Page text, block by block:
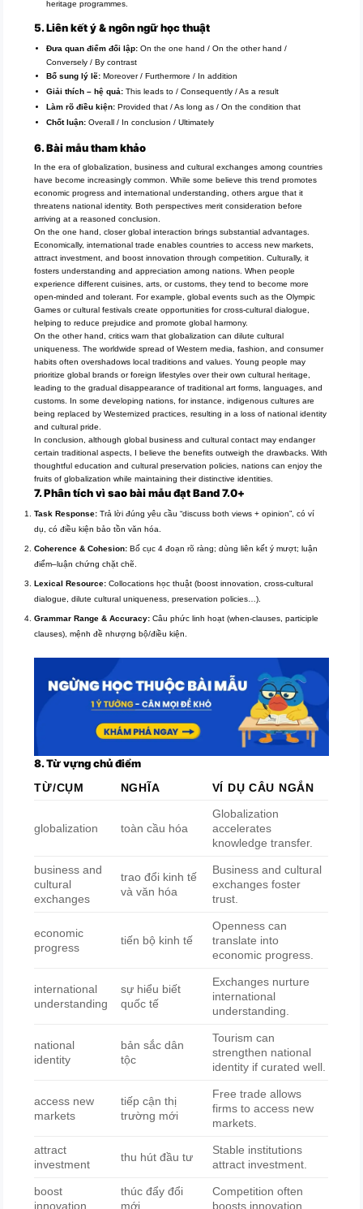
heritage programmes.
5. Liên kết ý & ngôn ngữ học thuật
Đưa quan điểm đối lập: On the one hand / On the other hand /
Conversely / By contrast
Bổ sung lý lẽ: Moreover / Furthermore / In addition
Giải thích – hệ quả: This leads to / Consequently / As a result
Làm rõ điều kiện: Provided that / As long as / On the condition that
Chốt luận: Overall / In conclusion / Ultimately
6. Bài mẫu tham khảo
In the era of globalization, business and cultural exchanges among countries
have become increasingly common. While some believe this trend promotes
economic progress and international understanding, others argue that it
threatens national identity. Both perspectives merit consideration before
arriving at a reasoned conclusion.
On the one hand, closer global interaction brings substantial advantages.
Economically, international trade enables countries to access new markets,
attract investment, and boost innovation through competition. Culturally, it
fosters understanding and appreciation among nations. When people
experience different cuisines, arts, or customs, they tend to become more
open-minded and tolerant. For example, global events such as the Olympic
Games or cultural festivals create opportunities for cross-cultural dialogue,
helping to reduce prejudice and promote global harmony.
On the other hand, critics warn that globalization can dilute cultural
uniqueness. The worldwide spread of Western media, fashion, and consumer
habits often overshadows local traditions and values. Young people may
prioritize global brands or foreign lifestyles over their own cultural heritage,
leading to the gradual disappearance of traditional art forms, languages, and
customs. In some developing nations, for instance, indigenous cultures are
being replaced by Westernized practices, resulting in a loss of national identity
and cultural pride.
In conclusion, although global business and cultural contact may endanger
certain traditional aspects, I believe the benefits outweigh the drawbacks. With
thoughtful education and cultural preservation policies, nations can enjoy the
fruits of globalization while maintaining their distinctive identities.
7. Phân tích vì sao bài mẫu đạtBand 7.0+
Task Response: Trả lời đúng yêu cầu “discuss both views + opinion”, có ví
dụ, có điều kiện bảo tồn văn hóa.
Coherence & Cohesion: Bố cục 4 đoạn rõ ràng; dùng liên kết ý mượt; luận
điểm–luận chứng chặt chẽ.
Lexical Resource: Collocations học thuật (boost innovation, cross-cultural
dialogue, dilute cultural uniqueness, preservation policies…).
Grammar Range & Accuracy: Câu phức linh hoạt (when-clauses, participle
clauses), mệnh đề nhượng bộ/điều kiện.
8. Từ vựng chủ điểm
TỪ/CỤM
NGHĨA VÍ DỤ CÂU NGẮN
globalization toàn cầu hóa
Globalization
accelerates
knowledge transfer.
business and
cultural
exchanges
trao đổi kinh tế
và văn hóa
Business and cultural
exchanges foster
trust.
economic
progress
tiến bộ kinh tế
Openness can
translate into
economic progress.
international
understanding
sự hiểu biết
quốc tế
Exchanges nurture
international
understanding.
national
identity
bản sắc dân
tộc
Tourism can
strengthen national
identity if curated well.
access new
markets
tiếp cận thị
trường mới
Free trade allows
firms to access new
markets.
attract
investment
thu hút đầu tư
Stable institutions
attract investment.
boost
innovation
thúc đẩy đổi
mới
Competition often
boosts innovation.